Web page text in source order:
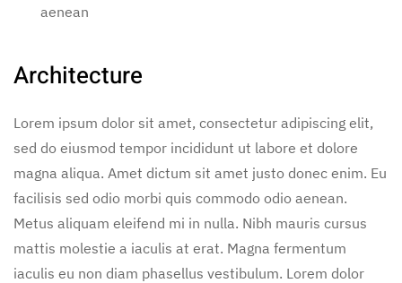
aenean
Architecture
Lorem ipsum dolor sit amet, consectetur adipiscing elit,
sed do eiusmod tempor incididunt ut labore et dolore
magna aliqua. Amet dictum sit amet justo donec enim. Eu
facilisis sed odio morbi quis commodo odio aenean.
Metus aliquam eleifend mi in nulla. Nibh mauris cursus
mattis molestie a iaculis at erat. Magna fermentum
iaculis eu non diam phasellus vestibulum. Lorem dolor